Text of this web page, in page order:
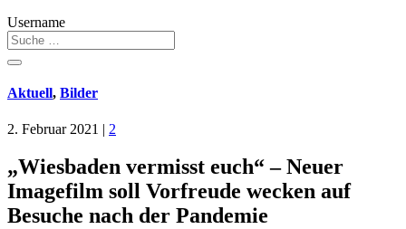
Username
Aktuell, Bilder
2. Februar 2021 | 2
„Wiesbaden vermisst euch“ – Neuer
Imagefilm soll Vorfreude wecken auf
Besuche nach der Pandemie